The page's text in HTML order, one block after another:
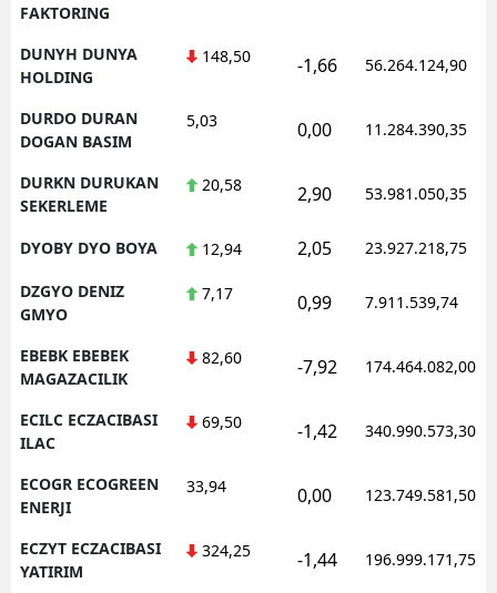
FAKTORING
DUNYH DUNYA
HOLDING
148,50 -1,66 56.264.124,90
DURDO DURAN
DOGAN BASIM
5,03 0,00 11.284.390,35
DURKN DURUKAN
SEKERLEME
20,58 2,90 53.981.050,35
DYOBY DYO BOYA 12,94 2,05 23.927.218,75
DZGYO DENIZ
GMYO
7,17 0,99 7.911.539,74
EBEBK EBEBEK
MAGAZACILIK
82,60 -7,92 174.464.082,00
ECILC ECZACIBASI
ILAC
69,50 -1,42 340.990.573,30
ECOGR ECOGREEN
ENERJI
33,94 0,00 123.749.581,50
ECZYT ECZACIBASI
YATIRIM
324,25 -1,44 196.999.171,75